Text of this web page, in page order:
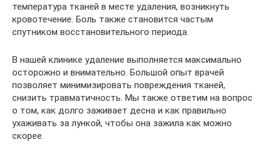
температура тканей в месте удаления, возникнуть
кровотечение. Боль также становится частым
спутником восстановительного периода.
В нашей клинике удаление выполняется максимально
осторожно и внимательно. Большой опыт врачей
позволяет минимизировать повреждения тканей,
снизить травматичность. Мы также ответим на вопрос
о том, как долго заживает десна и как правильно
ухаживать за лункой, чтобы она зажила как можно
скорее.